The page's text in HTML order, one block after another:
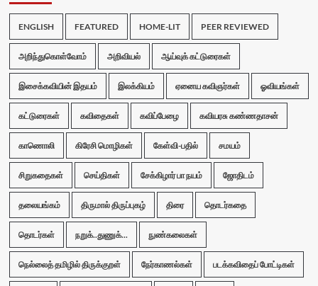
ENGLISH FEATURED HOME-LIT PEER REVIEWED
அறிந்துகொள்வோம் அறிவியல் ஆய்வுக் கட்டுரைகள்
இசைக்கவியின் இதயம் இலக்கியம் ஏனைய கவிஞர்கள் ஓவியங்கள்
கட்டுரைகள் கவிதைகள் கவிப்பேழை கவியரசு கண்ணதாசன்
காணொலி கிரேசி மொழிகள் கேள்வி-பதில் சமயம்
சிறுகதைகள் செய்திகள் சேக்கிழார் பா நயம் ஜோதிடம்
தலையங்கம் திருமால் திருப்புகழ் திரை தொடர்கதை
தொடர்கள் நறுக்..துணுக்... நுண்கலைகள்
நெல்லைத் தமிழில் திருக்குறள் நேர்காணல்கள் படக்கவிதைப் போட்டிகள்